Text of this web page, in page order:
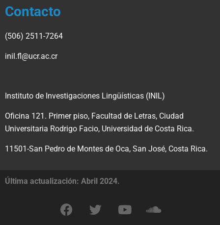
Contacto
(506) 2511-7264
inil.fl@ucr.ac.cr
Instituto de Investigaciones Lingüísticas (INIL)
Oficina 121. Primer piso, Facultad de Letras, Ciudad
Universitaria Rodrigo Facio, Universidad de Costa Rica.
11501-San Pedro de Montes de Oca, San José, Costa Rica.
Última actualización: Abril 2024.